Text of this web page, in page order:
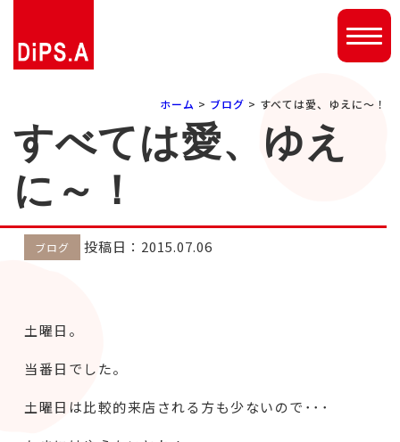
ホーム > ブログ > すべては愛、ゆえに～！
すべては愛、ゆえ
に～！
ブログ 投稿日：2015.07.06
土曜日。
当番日でした。
土曜日は比較的来店される方も少ないので･･･